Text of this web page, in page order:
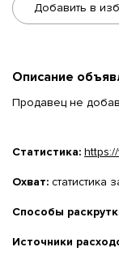
Добавить в
Описание
Продавец не
Статистика:
Охват: статистика
Способы
Источники